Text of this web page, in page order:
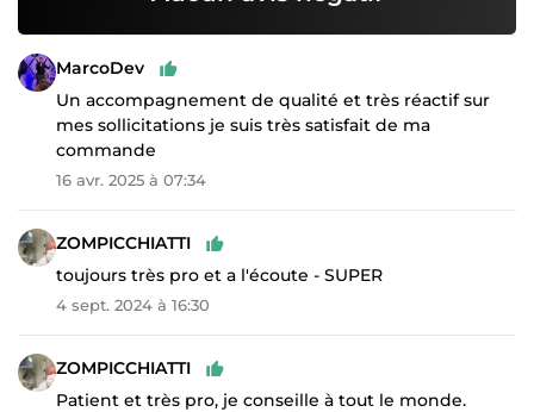
MarcoDev
Un accompagnement de qualité et très réactif sur
mes sollicitations je suis très satisfait de ma
commande
16 avr. 2025 à 07:34
ZOMPICCHIATTI
toujours très pro et a l'écoute - SUPER
4 sept. 2024 à 16:30
ZOMPICCHIATTI
Patient et très pro, je conseille à tout le monde.